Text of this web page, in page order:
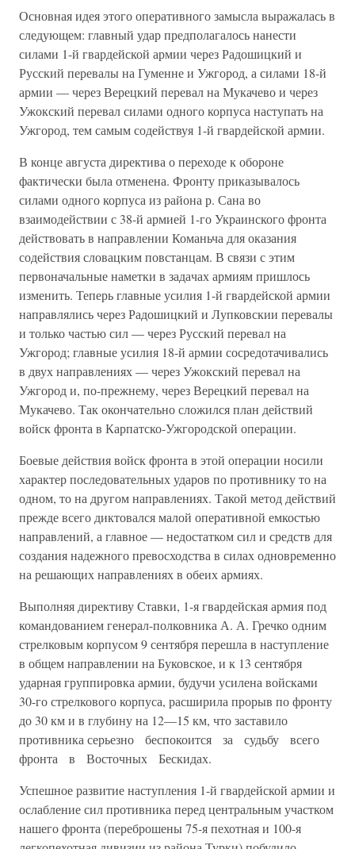
Основная идея этого оперативного замысла выражалась в
следую­щем: главный удар предполагалось нанести
силами 1-й гвардейской армии через Радошицкий и
Русский перевалы на Гуменне и Ужгород, а силами 18-й
армии — через Верецкий перевал на Мукачево и через
Ужокский перевал силами одного корпуса наступать на
Ужго­род, тем самым содействуя 1-й гвардейской армии.
В конце августа директива о переходе к обороне
фактически была отменена. Фронту приказывалось
силами одного корпуса из района р. Сана во
взаимодействии с 38-й армией 1-го Украинского фронта
действовать в направлении Команьча для оказания
содействия словацким повстанцам. В связи с этим
первоначальные наметки в зада­чах армиям пришлось
изменить. Теперь главные усилия 1-й гвардей­ской армии
направлялись через Радошицкий и Лупковскии перевалы
и только частью сил — через Русский перевал на
Ужгород; главные усилия 18-й армии сосредотачивались
в двух направлениях — через Ужокский перевал на
Ужгород и, по-прежнему, через Верецкий пере­вал на
Мукачево. Так окончательно сложился план действий
войск фронта в Карпатско-Ужгородской операции.
Боевые действия войск фронта в этой операции носили
характер последовательных ударов по противнику то на
одном, то на другом направлениях. Такой метод действий
прежде всего диктовался малой оперативной емкостью
направлений, а главное — недостатком сил и средств для
создания надежного превосходства в силах одновремен­но
на решающих направлениях в обеих армиях.
Выполняя директиву Ставки, 1-я гвардейская армия под
командо­ванием генерал-полковника А. А. Гречко одним
стрелковым корпу­сом 9 сентября перешла в наступление
в общем направлении на Буковское, и к 13 сентября
ударная группировка армии, будучи усиле­на войсками
30-го стрелкового корпуса, расширила прорыв по фронту
до 30 км и в глубину на 12—15 км, что заставило
противника серьез­но беспокоится за судьбу всего
фронта в Восточных Бескидах.
Успешное развитие наступления 1-й гвардейской армии и
ослабле­ние сил противника перед центральным участком
нашего фронта (пе­реброшены 75-я пехотная и 100-я